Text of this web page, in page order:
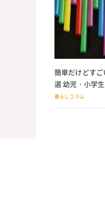
簡単だけどす
選 幼児・小学
りおもちゃ
暮らしコラム